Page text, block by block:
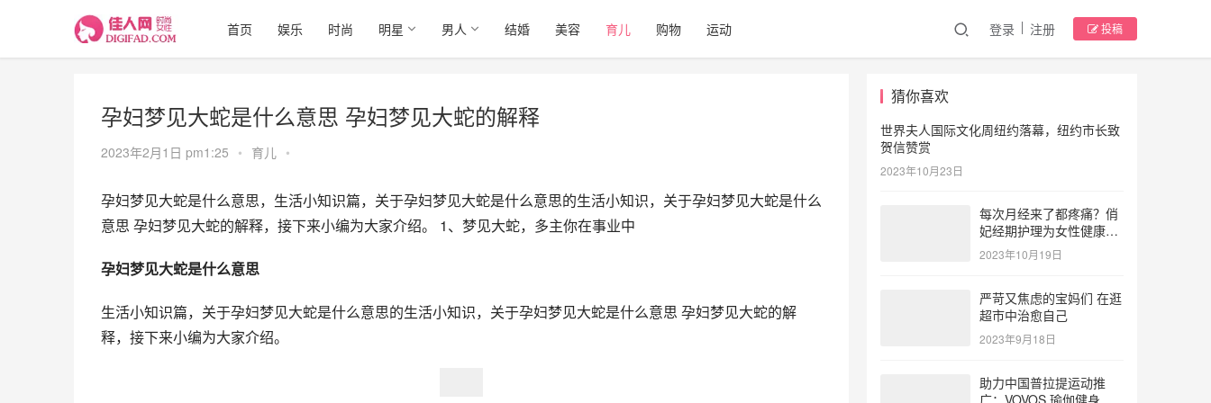
首页 娱乐 时尚 明星 男人 结婚 美容 育儿 购物 运动 登录 注册 投稿
孕妇梦见大蛇是什么意思 孕妇梦见大蛇的解释
2023年2月1日 pm1:25 • 育儿 •
孕妇梦见大蛇是什么意思，生活小知识篇，关于孕妇梦见大蛇是什么意思的生活小知识，关于孕妇梦见大蛇是什么
意思 孕妇梦见大蛇的解释，接下来小编为大家介绍。 1、梦见大蛇，多主你在事业中
孕妇梦见大蛇是什么意思
生活小知识篇，关于孕妇梦见大蛇是什么意思的生活小知识，关于孕妇梦见大蛇是什么意思 孕妇梦见大蛇的解
释，接下来小编为大家介绍。
猜你喜欢
世界夫人国际文化周纽约落幕，纽约市长致
贺信赞赏
2023年10月23日
每次月经来了都疼痛？俏
妃经期护理为女性健康护
航
2023年10月19日
严苛又焦虑的宝妈们 在逛
超市中治愈自己
2023年9月18日
助力中国普拉提运动推
广：VOVOS 瑜伽健身服